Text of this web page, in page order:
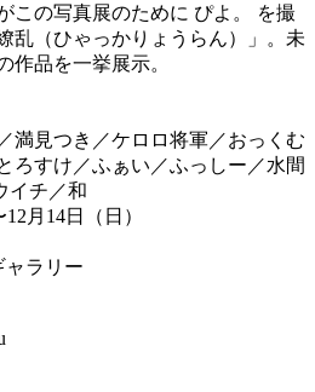
この写真展のために ぴよ。 を撮
乱（ひゃっかりょうらん）」。未
作品を一挙展示。
満見つき／ケロロ将軍／おっくむ
ろすけ／ふぁい／ふっしー／水間
イチ／和
月14日（日）
ャラリー